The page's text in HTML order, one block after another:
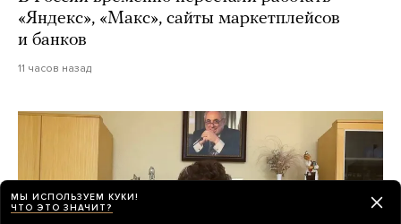
«Яндекс», «Макс», сайты маркетплейсов
и банков
11 часов назад
МЫ ИСПОЛЬЗУЕМ КУКИ!
ЧТО ЭТО ЗНАЧИТ?